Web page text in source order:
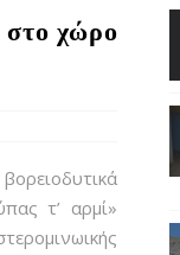
χώρο
τ’ αρμί»